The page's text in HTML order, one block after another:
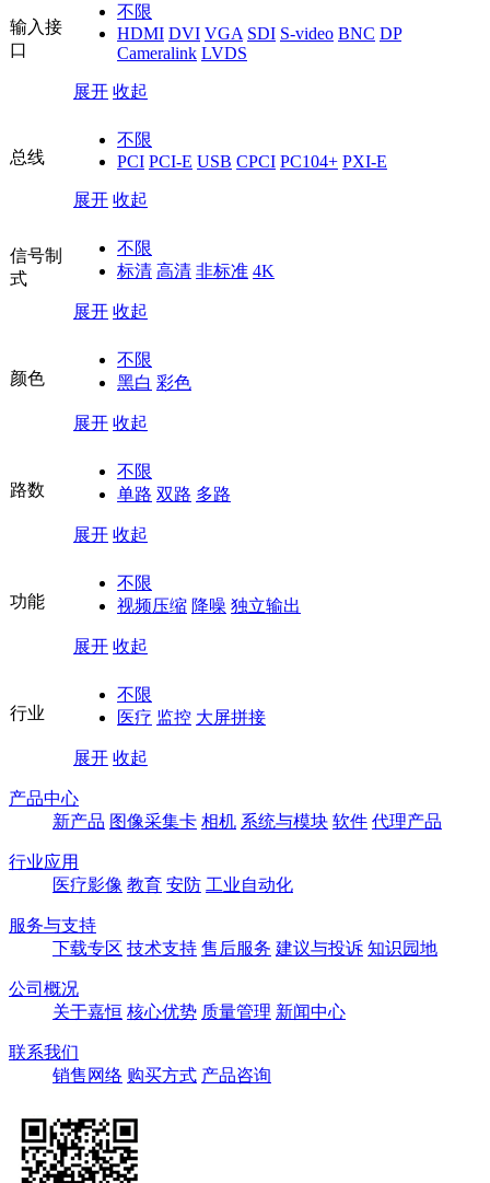
输入接
口
不限
HDMI DVI VGA SDI S-video BNC DP
Cameralink LVDS
展开 收起
总线
不限
PCI PCI-E USB CPCI PC104+ PXI-E
展开 收起
信号制
式
不限
标清 高清 非标准 4K
展开 收起
颜色
不限
黑白 彩色
展开 收起
路数
不限
单路 双路 多路
展开 收起
功能
不限
视频压缩 降噪 独立输出
展开 收起
行业
不限
医疗 监控 大屏拼接
展开 收起
产品中心
新产品 图像采集卡 相机 系统与模块 软件 代理产品
行业应用
医疗影像 教育 安防 工业自动化
服务与支持
下载专区 技术支持 售后服务 建议与投诉 知识园地
公司概况
关于嘉恒 核心优势 质量管理 新闻中心
联系我们
销售网络 购买方式 产品咨询